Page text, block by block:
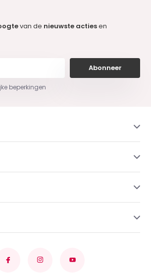
van de nieuwste actiesen
Abonneer
beperkingen